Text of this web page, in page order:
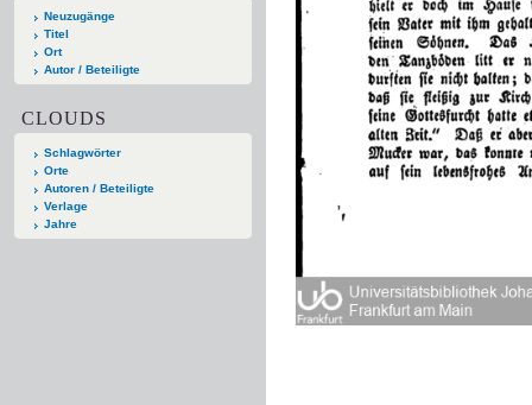
Neuzugänge
Titel
Ort
Autor / Beteiligte
CLOUDS
Schlagwörter
Orte
Autoren / Beteiligte
Verlage
Jahre